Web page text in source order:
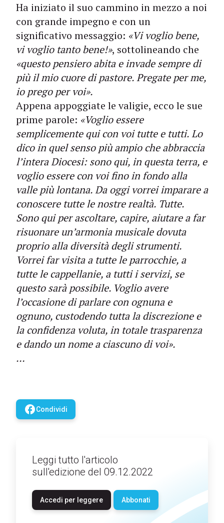
Ha iniziato il suo cammino in mezzo a noi
con grande impegno e con un
significativo messaggio: «Vi voglio bene,
vi voglio tanto bene!», sottolineando che
«questo pensiero abita e invade sempre di
più il mio cuore di pastore. Pregate per me,
io prego per voi».
Appena appoggiate le valigie, ecco le sue
prime parole: «Voglio essere
semplicemente qui con voi tutte e tutti. Lo
dico in quel senso più ampio che abbraccia
l’intera Diocesi: sono qui, in questa terra, e
voglio essere con voi fino in fondo alla
valle più lontana. Da oggi vorrei imparare a
conoscere tutte le nostre realtà. Tutte.
Sono qui per ascoltare, capire, aiutare a far
risuonare un’armonia musicale dovuta
proprio alla diversità degli strumenti.
Vorrei far visita a tutte le parrocchie, a
tutte le cappellanie, a tutti i servizi, se
questo sarà possibile. Voglio avere
l’occasione di parlare con ognuna e
ognuno, custodendo tutta la discrezione e
la confidenza voluta, in totale trasparenza
e dando un nome a ciascuno di voi».
…
facebookCondividi
Leggi tutto l'articolo
sull'edizione del 09.12.2022
Accedi per leggere Abbonati